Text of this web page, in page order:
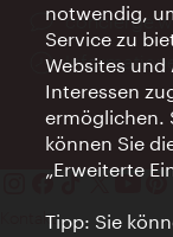
Ort:
Kontakt
notwendig,
Service zu
Websites
Interessen
ermöglichen.
können Sie
„Erweiterte
Tipp: Sie